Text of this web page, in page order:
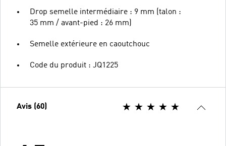
Drop semelle intermédiaire : 9 mm (talon :
35 mm / avant-pied : 26 mm)
Semelle extérieure en caoutchouc
Code du produit : JQ1225
Avis (60)